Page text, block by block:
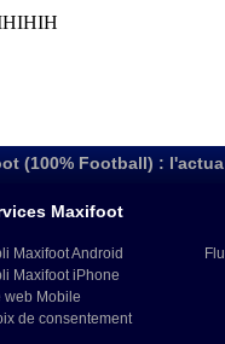
(100% Football) :
Maxifoot
Maxifoot Android
Maxifoot iPhone
web Mobile
de consentement